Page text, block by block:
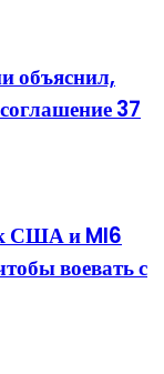
объяснил,
37
США и MI6
воевать с